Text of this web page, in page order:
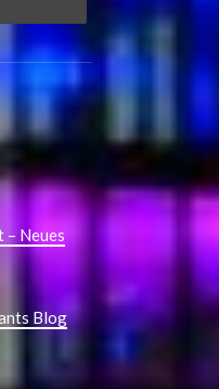
Neues
Blog